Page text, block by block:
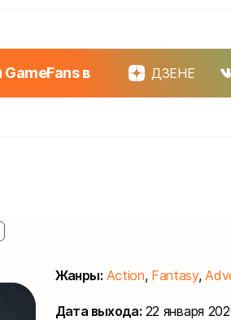
GameFans в ДЗЕНЕ
Жанры: Action, Fantasy,
Дата выхода: 22 января